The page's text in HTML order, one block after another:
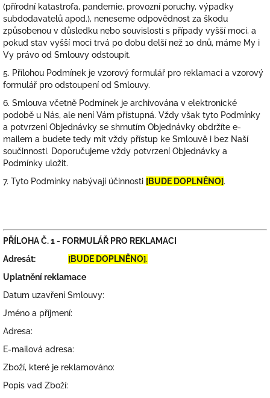
(přírodní katastrofa, pandemie, provozní poruchy, výpadky
subdodavatelů apod.), neneseme odpovědnost za škodu
způsobenou v důsledku nebo souvislosti s případy vyšší moci, a
pokud stav vyšší moci trvá po dobu delší než 10 dnů, máme My i
Vy právo od Smlouvy odstoupit.
5. Přílohou Podmínek je vzorový formulář pro reklamaci a vzorový
formulář pro odstoupení od Smlouvy.
6. Smlouva včetně Podmínek je archivována v elektronické
podobě u Nás, ale není Vám přístupná. Vždy však tyto Podmínky
a potvrzení Objednávky se shrnutím Objednávky obdržíte e-
mailem a budete tedy mít vždy přístup ke Smlouvě i bez Naší
součinnosti. Doporučujeme vždy potvrzení Objednávky a
Podmínky uložit.
7. Tyto Podmínky nabývají účinnosti [BUDE DOPLNĚNO].
PŘÍLOHA Č. 1 - FORMULÁŘ PRO REKLAMACI
Adresát:
[BUDE DOPLNĚNO].
Uplatnění reklamace
Datum uzavření Smlouvy:
Jméno a příjmení:
Adresa:
E-mailová adresa:
Zboží, které je reklamováno:
Popis vad Zboží: